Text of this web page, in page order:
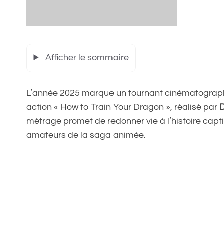
Afficher le sommaire
L’année 2025 marque un tournant
action « How to Train Your Dragon », réalisé par
métrage promet de redonner vie à l’histoire
amateurs de la saga animée.